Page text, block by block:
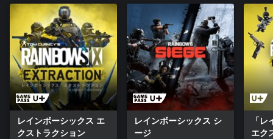
レインボーシックス エ
クストラクション
レインボーシックス シ
ージ
「
エク